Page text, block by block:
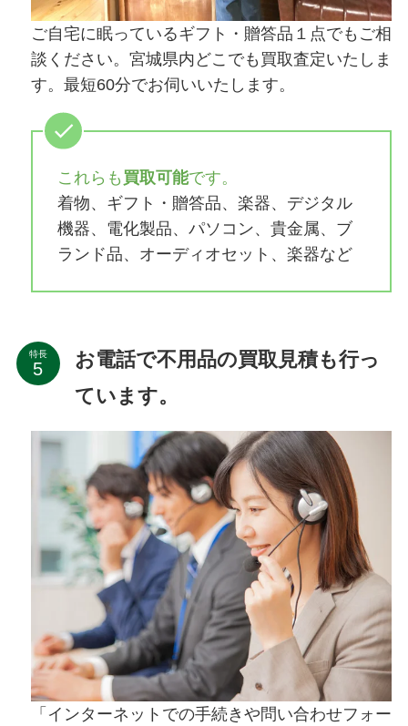
ご自宅に眠っているギフト・贈答品１点でもご相
談ください。宮城県内どこでも買取査定いたしま
す。最短60分でお伺いいたします。
これらも 買取可能です。
着物、ギフト・贈答品、楽器、デジタル
機器、電化製品、パソコン、貴金属、ブ
ランド品、オーディオセット、楽器など
特長
お電話で不用品の買取見積も行っ
ています。
「インターネットでの手続きや問い合わせフォー